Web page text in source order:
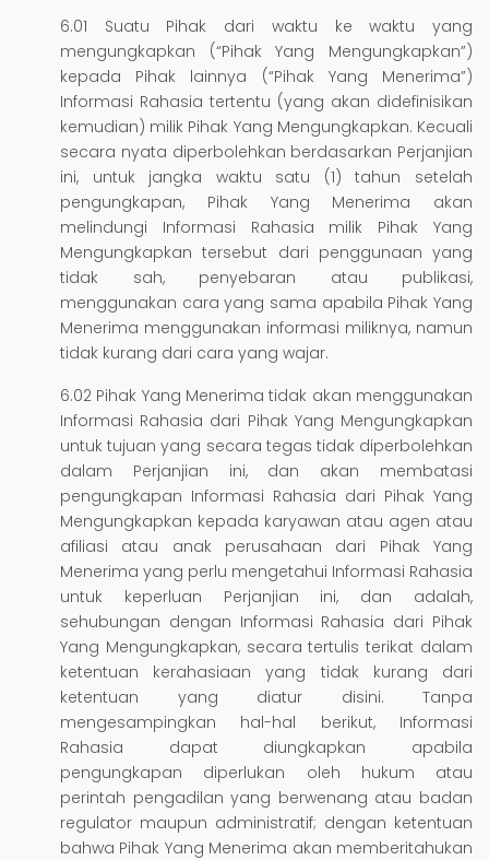
6.01 Suatu Pihak dari waktu ke waktu yang
mengungkapkan (“Pihak Yang Mengungkapkan”)
kepada Pihak lainnya (“Pihak Yang Menerima”)
Informasi Rahasia tertentu (yang akan didefinisikan
kemudian) milik Pihak Yang Mengungkapkan. Kecuali
secara nyata diperbolehkan berdasarkan Perjanjian
ini, untuk jangka waktu satu (1) tahun setelah
pengungkapan, Pihak Yang Menerima akan
melindungi Informasi Rahasia milik Pihak Yang
Mengungkapkan tersebut dari penggunaan yang
tidak sah, penyebaran atau publikasi,
menggunakan cara yang sama apabila Pihak Yang
Menerima menggunakan informasi miliknya, namun
tidak kurang dari cara yang wajar.
6.02 Pihak Yang Menerima tidak akan menggunakan
Informasi Rahasia dari Pihak Yang Mengungkapkan
untuk tujuan yang secara tegas tidak diperbolehkan
dalam Perjanjian ini, dan akan membatasi
pengungkapan Informasi Rahasia dari Pihak Yang
Mengungkapkan kepada karyawan atau agen atau
afiliasi atau anak perusahaan dari Pihak Yang
Menerima yang perlu mengetahui Informasi Rahasia
untuk keperluan Perjanjian ini, dan adalah,
sehubungan dengan Informasi Rahasia dari Pihak
Yang Mengungkapkan, secara tertulis terikat dalam
ketentuan kerahasiaan yang tidak kurang dari
ketentuan yang diatur disini. Tanpa
mengesampingkan hal-hal berikut, Informasi
Rahasia dapat diungkapkan apabila
pengungkapan diperlukan oleh hukum atau
perintah pengadilan yang berwenang atau badan
regulator maupun administratif; dengan ketentuan
bahwa Pihak Yang Menerima akan memberitahukan